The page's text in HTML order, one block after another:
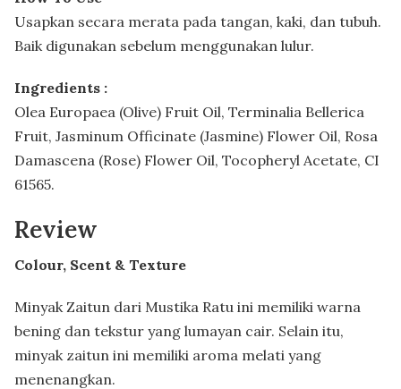
Usapkan secara merata pada tangan, kaki, dan tubuh.
Baik digunakan sebelum menggunakan lulur.
Ingredients :
Olea Europaea (Olive) Fruit Oil, Terminalia Bellerica
Fruit, Jasminum Officinate (Jasmine) Flower Oil, Rosa
Damascena (Rose) Flower Oil, Tocopheryl Acetate, CI
61565.
Review
Colour, Scent & Texture
Minyak Zaitun dari Mustika Ratu ini memiliki warna
bening dan tekstur yang lumayan cair. Selain itu,
minyak zaitun ini memiliki aroma melati yang
menenangkan.